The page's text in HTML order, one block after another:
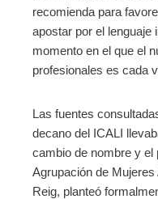
recomienda para
apostar por el lenguaje
momento en el que el
profesionales es cada
Las fuentes
decano del ICALI
cambio de nombre y
Agrupación de
Reig, planteó